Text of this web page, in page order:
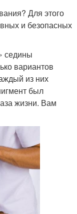
Для этого
и безопасных
седины
вариантов
из них
был
жизни. Вам